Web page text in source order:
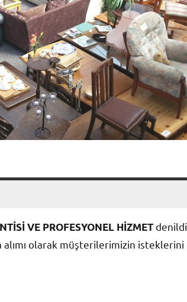
VE PROFESYONEL HİZMET
olarak müşterilerimizin isteklerini